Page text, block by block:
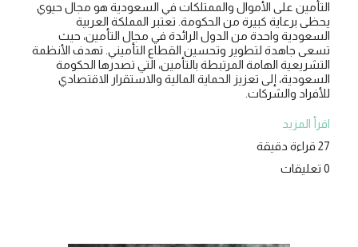
التأمين على الأموال والممتلكات في السعودية هو مجال حيوي
يحظى برعاية كبيرة من الحكومة. تعتبر المملكة العربية
السعودية واحدة من الدول الرائدة في مجال التأمين، حيث
تسعى جاهدة لتطوير وتحسين القطاع التأميني. تهدف الأنظمة
التشريعية الهامة المرتبطة بالتأمين، التي تصدرها الحكومة
السعودية، إلى تعزيز الحماية المالية والاستقرار الاقتصادي
للأفراد والشركات.
اقرأ المزيد
27 قراءة دقيقة
0 تعليقات